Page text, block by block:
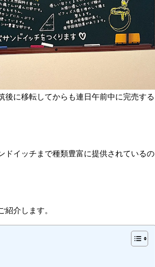
後に移転してからも連日午前中に完売する
ドイッチまで種類豊富に提供されているの
紹介します。